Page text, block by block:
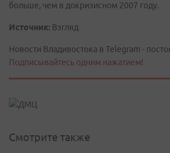
больше, чем в докризисном 2007 году.
Источник: Взгляд
Новости Владивостока в Telegram -
Подписывайтесь одним нажатием!
Смотрите также